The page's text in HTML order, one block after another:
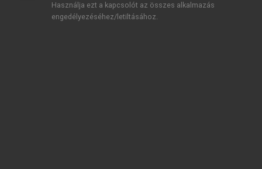
Használja ezt a kapcsolót az összes alkalmazás
engedélyezéséhez/letiltásához.